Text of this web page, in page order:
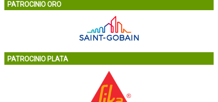
PATROCINIO ORO
PATROCINIO PLATA